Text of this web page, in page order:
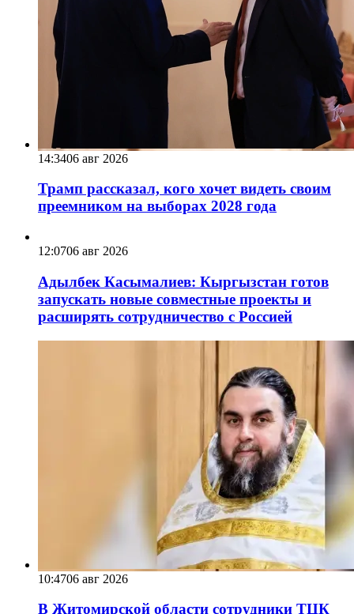
14:3406 авг 2026
Трамп рассказал, кого хочет видеть своим
преемником на выборах 2028 года
12:0706 авг 2026
Адылбек Касымалиев: Кыргызстан готов
запускать новые совместные проекты и
расширять сотрудничество с Россией
10:4706 авг 2026
В Житомирской области сотрудники ТЦК